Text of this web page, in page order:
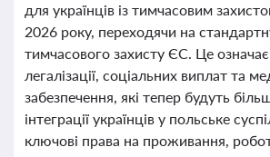
для українців із тимчасовим
2026 року, переходячи на
тимчасового захисту ЄС. Це
легалізації, соціальних виплат та
забезпечення, які тепер будуть
інтеграції українців у польське
ключові права на проживання,